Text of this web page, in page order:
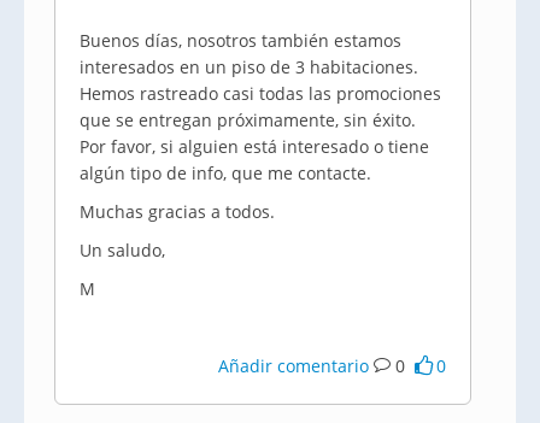
Buenos días, nosotros también estamos
interesados en un piso de 3 habitaciones.
Hemos rastreado casi todas las promociones
que se entregan próximamente, sin éxito.
Por favor, si alguien está interesado o tiene
algún tipo de info, que me contacte.
Muchas gracias a todos.
Un saludo,
M
Añadir comentario 0 0